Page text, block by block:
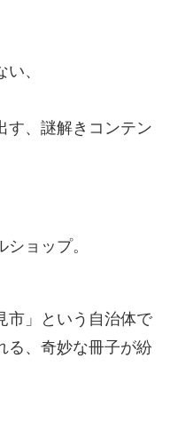
、
す、謎解きコンテン
ョップ。
市」という自治体で
る、奇妙な冊子が紛